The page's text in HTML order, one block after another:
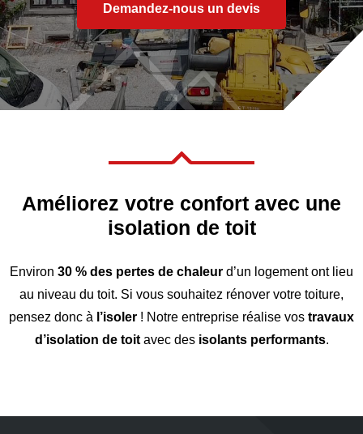
Demandez-nous un devis

Améliorez votre confort avec une
isolation de toit
Environ 30 % des pertes de chaleur d’un logement ont lieu
au niveau du toit. Si vous souhaitez rénover votre toiture,
pensez donc à l’isoler ! Notre entreprise réalise vos travaux
d’isolation de toitavec desisolants performants.